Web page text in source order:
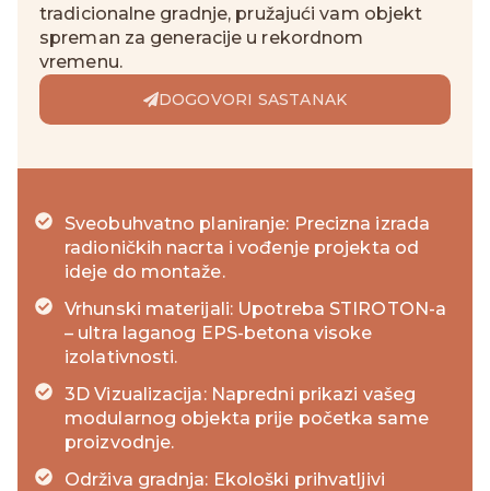
tradicionalne gradnje, pružajući vam objekt
spreman za generacije u rekordnom
vremenu.
DOGOVORI SASTANAK
Sveobuhvatno planiranje: Precizna izrada
radioničkih nacrta i vođenje projekta od
ideje do montaže.
Vrhunski materijali: Upotreba STIROTON-a
– ultra laganog EPS-betona visoke
izolativnosti.
3D Vizualizacija: Napredni prikazi vašeg
modularnog objekta prije početka same
proizvodnje.
Održiva gradnja: Ekološki prihvatljivi